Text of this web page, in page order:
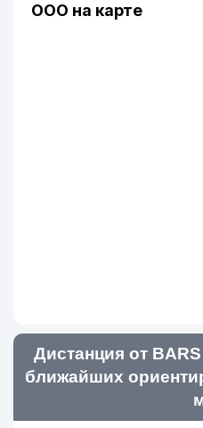
ООО на карте
Дистанция от
ближайших